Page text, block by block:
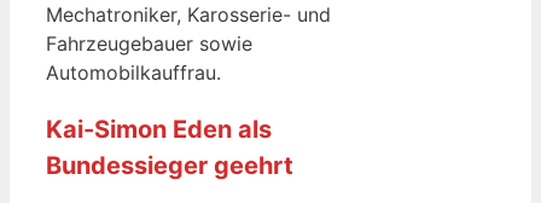
Mechatroniker, Karosserie- und
Fahrzeugebauer sowie
Automobilkauffrau.
Kai-Simon Eden als
Bundessieger geehrt